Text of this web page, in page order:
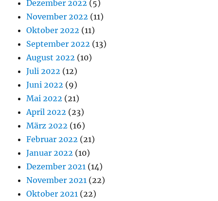
Dezember 2022 (5)
November 2022 (11)
Oktober 2022 (11)
September 2022 (13)
August 2022 (10)
Juli 2022 (12)
Juni 2022 (9)
Mai 2022 (21)
April 2022 (23)
März 2022 (16)
Februar 2022 (21)
Januar 2022 (10)
Dezember 2021 (14)
November 2021 (22)
Oktober 2021 (22)